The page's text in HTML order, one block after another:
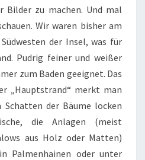
Bilder zu machen. Und mal
Wir waren bisher am
der Insel, was für
Pudrig feiner und weißer
zum Baden geeignet. Das
„Hauptstrand“ merkt man
der Bäume locken
die Anlagen (meist
aus Holz oder Matten)
Palmenhainen oder unter